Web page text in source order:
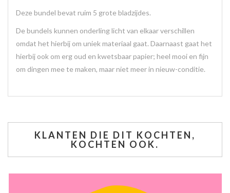
Deze bundel bevat ruim 5 grote bladzijdes.
De bundels kunnen onderling licht van elkaar verschillen
omdat het hierbij om uniek materiaal gaat. Daarnaast gaat het
hierbij ook om erg oud en kwetsbaar papier; heel mooi en fijn
om dingen mee te maken, maar niet meer in nieuw-conditie.
KLANTEN DIE DIT KOCHTEN,
KOCHTEN OOK.